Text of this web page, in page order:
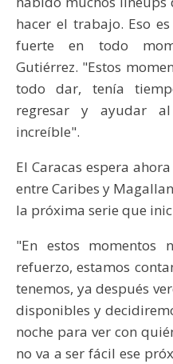
hacer el trabajo. Eso
fuerte en todo
Gutiérrez. "Estos
todo dar, tenía
regresar y ayudar
increíble".
El Caracas espera
entre Caribes y
la próxima serie que
"En estos momentos
refuerzo, estamos
tenemos, ya después
disponibles y
noche para ver con
no va a ser fácil ese